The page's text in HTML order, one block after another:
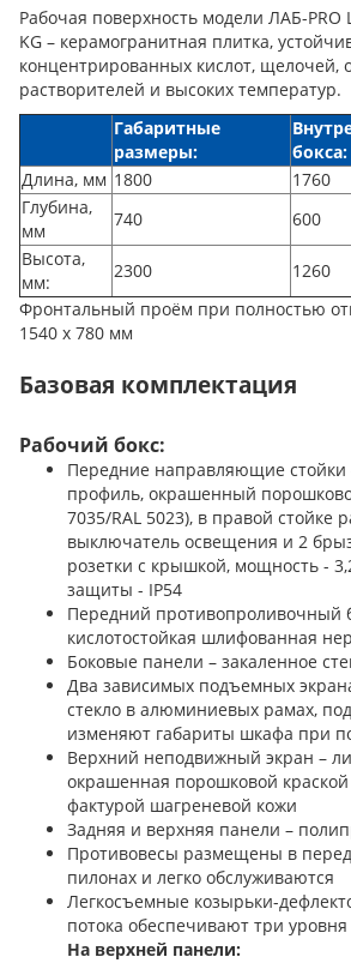
Рабочая поверхность модели ЛАБ-
KG – керамогранитная плитка,
концентрированных кислот, щелочей,
растворителей и высоких температур.
Габаритные
размеры:
бокса:
Длина, мм 1800
1760
Глубина,
мм
740
600
Высота,
мм:
2300
1260
Фронтальный проём при полностью
1540 х 780 мм
Базовая комплектация
Рабочий бокс:
Передние направляющие
профиль, окрашенный
7035/RAL 5023), в правой стойке
выключатель освещения и 2
розетки с крышкой, мощность -
защиты - IP54
Передний противопроливочный
кислотостойкая шлифованная
Боковые панели – закаленное
Два зависимых подъемных
стекло в алюминиевых рамах,
изменяют габариты шкафа при
Верхний неподвижный экран –
окрашенная порошковой краской
фактурой шагреневой кожи
Задняя и верхняя панели –
Противовесы размещены в
пилонах и легко обслуживаются
Легкосъемные козырьки-
потока обеспечивают три
На верхней панели: